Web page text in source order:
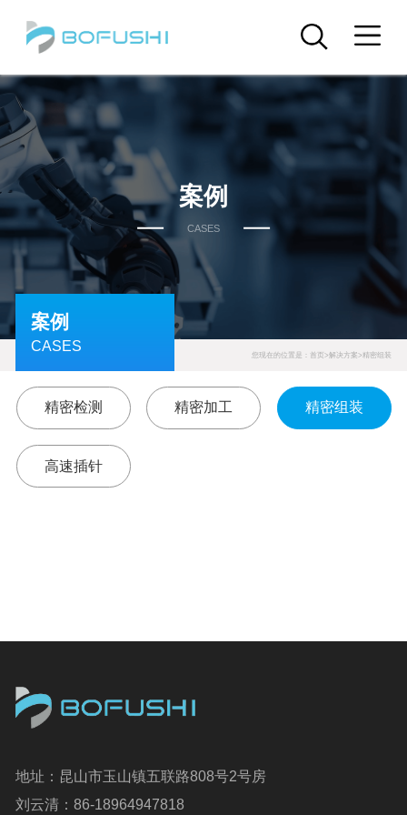
案例
CASES
案例
CASES
您现在的位置是： 首页>解决方案>精密组装
精密检测 精密加工 精密组装
高速插针
地址：昆山市玉山镇五联路808号2号房
刘云清：86-18964947818